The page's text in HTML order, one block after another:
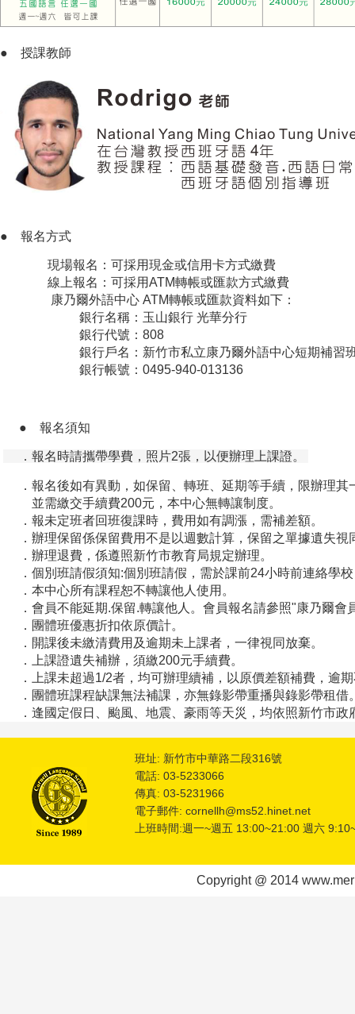
● 授課教師
● 報名方式
現場報名：可採用現金或信用卡方式繳費
線上報名：可採用ATM轉帳或匯款方式繳費
康乃爾外語中心 ATM轉帳或匯款資料如下：
銀行名稱：玉山銀行 光華分行
銀行代號：808
銀行戶名：新竹市私立康乃爾外語中心短期補習班
銀行帳號：0495-940-013136
● 報名須知
．報名時請攜帶學費，照片2張，以便辦理上課證。
．報名後如有異動，如保留、轉班、延期等手續，限辦理其
並需繳交手續費200元，本中心無轉讓制度。
．報未定班者回班復課時，費用如有調漲，需補差額。
．辦理保留係保留費用不是以週數計算，保留之單據遺失視
．辦理退費，係遵照新竹市教育局規定辦理。
．個別班請假須知:個別班請假，需於課前24小時前連絡學
．本中心所有課程恕不轉讓他人使用。
．會員不能延期.保留.轉讓他人。會員報名請參照"康乃爾會
．團體班優惠折扣依原價計。
．開課後未繳清費用及逾期未上課者，一律視同放棄。
．上課證遺失補辦，須繳200元手續費。
．上課未超過1/2者，均可辦理續補，以原價差額補費，逾
．團體班課程缺課無法補課，亦無錄影帶重播與錄影帶租借
．逢國定假日
颱風、地震、豪雨等天災，均依照新竹市
班址: 新竹市中華路二段316號
電話: 03-5233066
傳真: 03-5231966
電子郵件: cornellh@ms52.hinet.net
上班時間:週一~週五 13:00~21:00 週六
Copyright @ 2014